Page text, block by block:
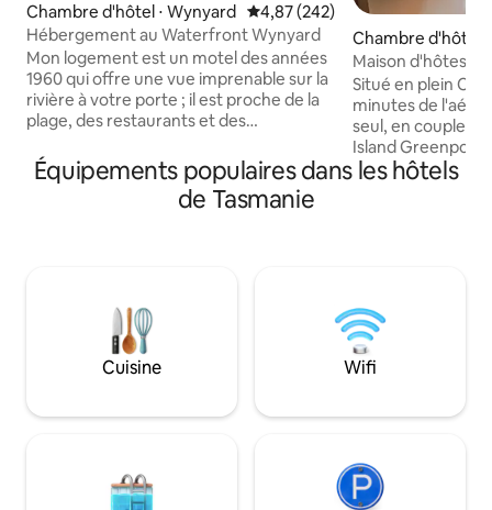
Chambre d'hôtel ⋅ Wynyard Évaluation moyenne sur la
4,87 (242)
Hébergement au Waterfront Wynyard
Mon logement est un motel des années
1960 qui offre une vue imprenable sur la
rivière à votre porte ; il est proche de la
plage, des restaurants et des
activités familiales. Vous apprécierez
mon logement pour son emplacement,
au bord de l'eau, son service amical et
pattes dans certaines de nos chambres
pour animaux de compagnie, mais pas
toutes les chambres. Pour un voyage de
retour à des expériences de vacances
séjour ici !
Chambre d'hôtel
Maison d'hôtes
Situé en plein
minutes de
seul, en couple
Island
propose un
minimum. Prix par chambre et par nuit
Inclus sans frais
produits de base
œufs frais de
particuliers -
Équipements populaires dans les hôtels
de Tasmanie
Cuisine Wifi